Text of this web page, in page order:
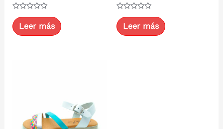
Valorado
con
0
de
Leer más
Valorado
con
0
de
Leer más